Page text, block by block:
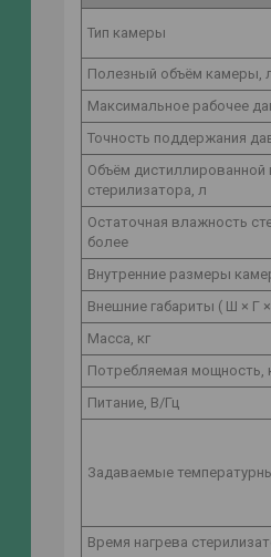
Тип камеры
Полезный объём камеры,
Максимальное рабочее
Точность поддержания
Объём
стерилизатора, л
Остаточная влажность
более
Внутренние размеры
Внешние габариты ( Ш × Г
Масса, кг
Потребляемая мощность,
Питание, В/Гц
Задаваемые
Время нагрева